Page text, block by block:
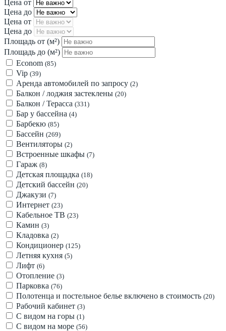
Цена от
Цена до
Цена от
Цена до
Площадь от (м²)
Площадь до (м²)
Econom (85)
Vip (39)
Аренда автомобилей по запросу (2)
Балкон / лоджия застеклены (20)
Балкон / Терасса (331)
Бар у бассейна (4)
Барбекю (85)
Бассейн (269)
Вентиляторы (2)
Встроенные шкафы (7)
Гараж (8)
Детская площадка (18)
Детский бассейн (20)
Джакузи (7)
Интернет (23)
Кабельное ТВ (23)
Камин (3)
Кладовка (2)
Кондиционер (125)
Летняя кухня (5)
Лифт (6)
Отопление (3)
Парковка (76)
Полотенца и постельное белье включено в стоимость (20)
Рабочий кабинет (3)
С видом на горы (1)
С видом на море (56)